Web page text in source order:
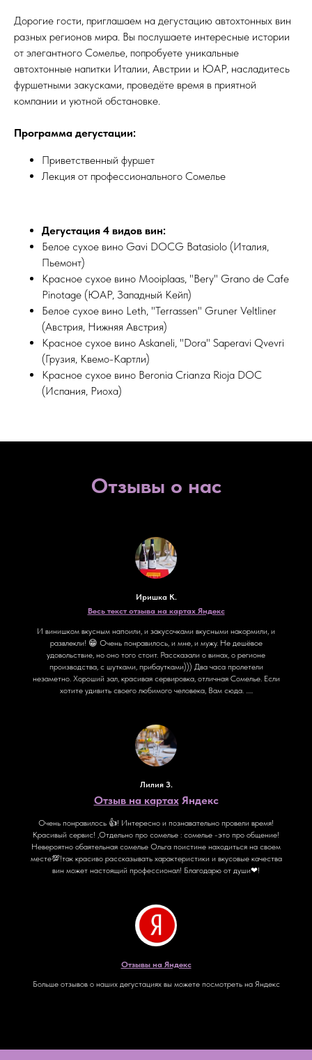
Дорогие гости, приглашаем на дегустацию автохтонных вин
разных регионов мира. Вы послушаете интересные истории
от элегантного Сомелье, попробуете уникальные
автохтонные напитки Италии, Австрии и ЮАР, насладитесь
фуршетными закусками, проведёте время в приятной
компании и уютной обстановке.
Программа дегустации:
Приветственный фуршет
Лекция от профессионального Сомелье
Дегустация 4 видов вин:
Белое сухое вино Gavi DOCG Batasiolo (Италия,
Пьемонт)
Красное сухое вино Mooiplaas, "Bery" Grano de Cafe
Pinotage (ЮАР, Западный Кейп)
Белое сухое вино Leth, "Terrassen" Gruner Veltliner
(Австрия, Нижняя Австрия)
Красное сухое вино Askaneli, "Dora" Saperavi Qvevri
(Грузия, Квемо-Картли)
Красное сухое вино Beronia Crianza Rioja DOC
(Испания, Риоха)
Отзывы о нас
Иришка К.
Весь текст отзыва на картах Яндекс
И винишком вкусным напоили, и закусочками вкусными накормили, и
развлекли! 😁 Очень понравилось, и мне, и мужу. Не дешёвое
удовольствие, но оно того стоит. Рассказали о винах, о регионе
производства, с шутками, прибаутками))) Два часа пролетели
незаметно. Хороший зал, красивая сервировка, отличная Сомелье. Если
хотите удивить своего любимого человека, Вам сюда. .....
Лилия З.
Отзыв на картахЯндекс
Очень понравилось 👍! Интересно и познавательно провели время!
Красивый сервис! ,Отдельно про сомелье : сомелье -это про общение!
Невероятно обаятельная сомелье Ольга поистине находиться на своем
месте💯!так красиво рассказывать характеристики и вкусовые качества
вин может настоящий профессионал! Благодарю от души❤!
Отзывы на Яндекс
Больше отзывов о наших дегустациях вы можете посмотреть на Яндекс